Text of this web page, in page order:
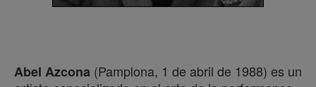
Abel Azcona (Pamplona, 1 de abril de 1988) es un